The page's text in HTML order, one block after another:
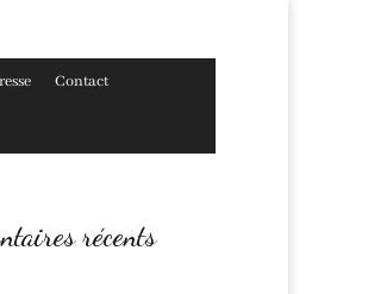
Contact
récents